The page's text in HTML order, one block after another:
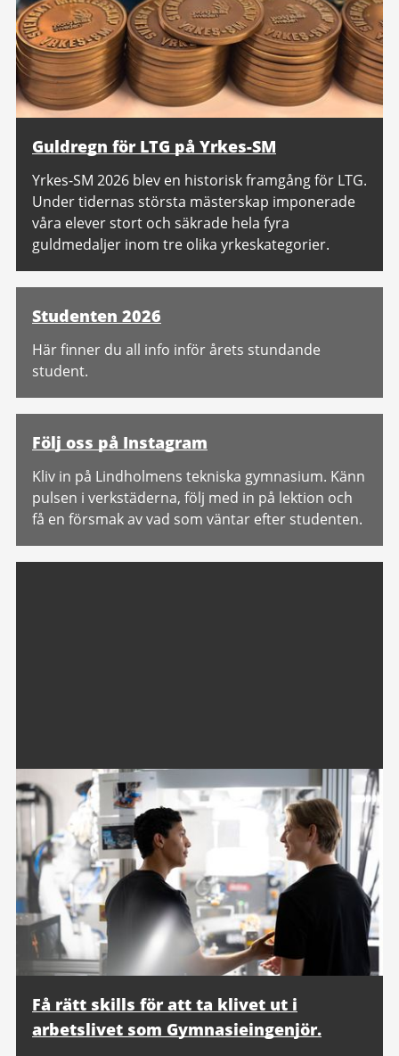
Guldregn för LTG på Yrkes-SM
Yrkes-SM 2026 blev en historisk framgång för LTG.
Under tidernas största mästerskap imponerade
våra elever stort och säkrade hela fyra
guldmedaljer inom tre olika yrkeskategorier.
Studenten 2026
Här finner du all info inför årets stundande
student.
Följ oss på Instagram
Kliv in på Lindholmens tekniska gymnasium. Känn
pulsen i verkstäderna, följ med in på lektion och
få en försmak av vad som väntar efter studenten.
Få rätt skills för att ta klivet ut i
arbetslivet som Gymnasieingenjör.